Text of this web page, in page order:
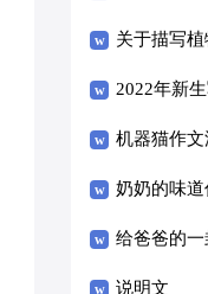
关于描写
2022年新
8篇）
机器猫作
奶奶的味道
给爸爸的
说明文